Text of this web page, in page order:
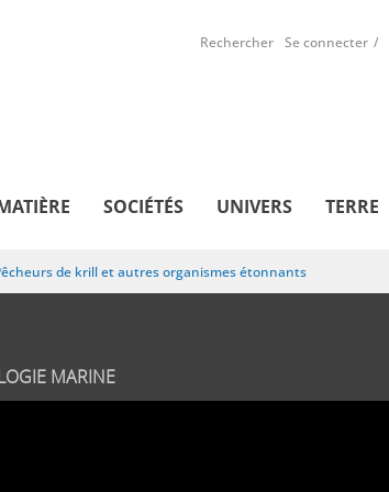
Rechercher Se connecter
SOCIÉTÉS UNIVERS TERRE
de krill et autres organismes étonnants
MARINE